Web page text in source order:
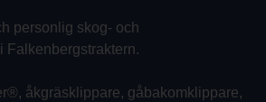
personlig skog- och
Falkenbergstraktern.
åkgräsklippare, gåbakomklippare,